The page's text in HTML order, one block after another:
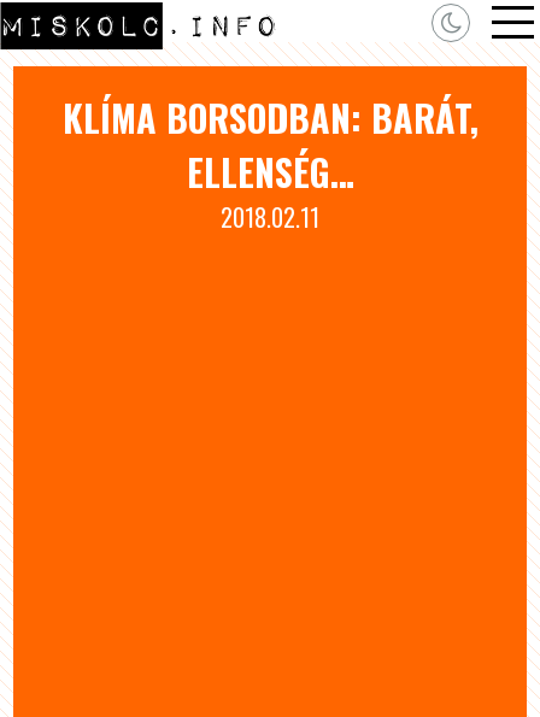
KLÍMA BORSODBAN: BARÁT,
ELLENSÉG…
2018.02.11